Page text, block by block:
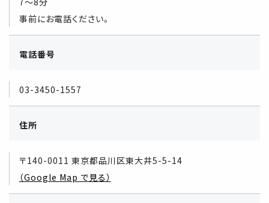
事前にお電話ください。
電話番号
03-3450-1557
住所
〒140-0011 東京都品川区東大井5-5-14
（Google Map で見る）